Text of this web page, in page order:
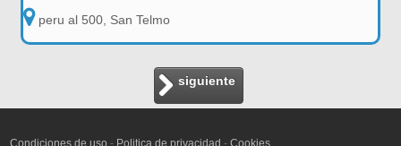
peru al 500, San Telmo
siguiente
Condiciones de uso - Politica de privacidad -Cookies